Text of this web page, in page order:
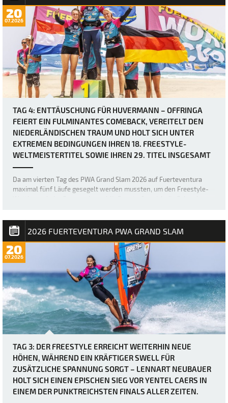
20
07.2026
TAG 4: ENTTÄUSCHUNG FÜR HUVERMANN – OFFRINGA
FEIERT EIN FULMINANTES COMEBACK, VEREITELT DEN
NIEDERLÄNDISCHEN TRAUM UND HOLT SICH UNTER
EXTREMEN BEDINGUNGEN IHREN 18. FREESTYLE-
WELTMEISTERTITEL SOWIE IHREN 29. TITEL INSGESAMT
Da am vierten Tag des PWA Grand Slam 2026 auf Fuerteventura
maximal fünf Läufe gesegelt werden mussten, um den Freestyle-
kam. Die heutigen Bedingung…
2026 FUERTEVENTURA PWA GRAND SLAM
20
07.2026
TAG 3: DER FREESTYLE ERREICHT WEITERHIN NEUE
HÖHEN, WÄHREND EIN KRÄFTIGER SWELL FÜR
ZUSÄTZLICHE SPANNUNG SORGT – LENNART NEUBAUER
HOLT SICH EINEN EPISCHEN SIEG VOR YENTEL CAERS IN
EINEM DER PUNKTREICHSTEN FINALS ALLER ZEITEN.